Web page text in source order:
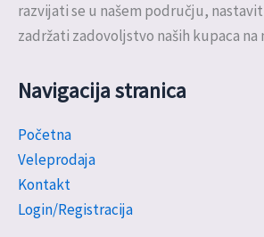
razvijati se u našem području,
zadržati zadovoljstvo naših kupaca na
Navigacija stranica
Početna
Veleprodaja
Kontakt
Login/Registracija